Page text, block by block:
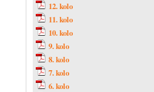
12. kolo
11. kolo
10. kolo
9. kolo
8. kolo
7. kolo
6. kolo